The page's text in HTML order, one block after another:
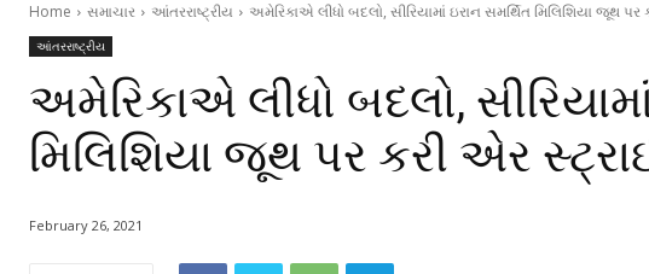
Home સમાચાર આંતરરાષ્ટ્રીય અમેરિકાએ લીધો બદલો, સીરિયામાં ઇરાન સમર્થિત મિલિશિયા જૂથ પર
આંતરરાષ્ટ્રીય
અમેરિકાએ લીધો બદલો,
મિલિશિયા જૂથ પર કરી એર
February 26, 2021